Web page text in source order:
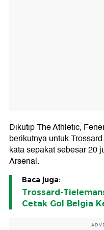
Dikutip The Athletic,
berikutnya untuk
kata sepakat sebesar 20
Arsenal.
Baca juga:
Trossard-
Cetak Gol Belgia